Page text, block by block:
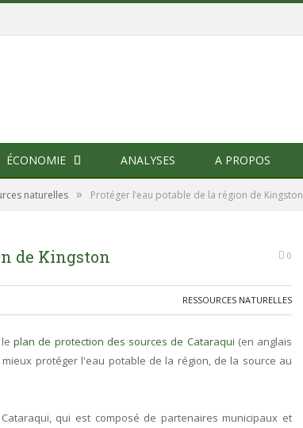
ÉCONOMIE ANALYSES A PROPOS
naturelles » Protéger l’eau potable de la région de Kingston
de Kingston 0
RESSOURCES NATURELLES
plan de protection des sources de Cataraqui (en anglais
protéger l'eau potable de la région, de la source au
qui est composé de partenaires municipaux et